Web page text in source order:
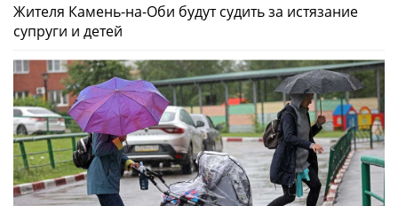
Жителя Камень-на-Оби будут судить за истязание
супруги и детей